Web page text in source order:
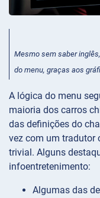
Mesmo sem saber
do menu, graças aos
A lógica do menu
maioria dos carros
das definições do
vez com um tradutor
trivial. Alguns
infoentretenimento:
Algumas das